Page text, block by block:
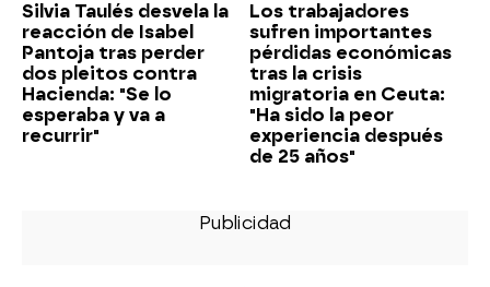
Silvia Taulés desvela la
reacción de Isabel
Pantoja tras perder
dos pleitos contra
Hacienda: "Se lo
esperaba y va a
recurrir"
Los trabajadores
sufren importantes
pérdidas económicas
tras la crisis
migratoria en Ceuta:
"Ha sido la peor
experiencia después
de 25 años"